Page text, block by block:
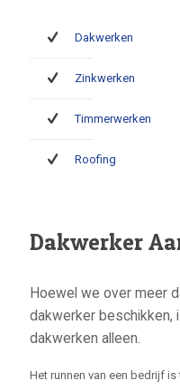
Dakwerken
Zinkwerken
Timmerwerken
Roofing
Dakwerker
Hoewel we over meer
dakwerker beschikken,
dakwerken alleen.
Het runnen van een bedrijf